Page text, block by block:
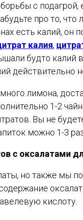
с
про то,
есть калий, он
калия,
будто калий
действительно
лимона,
1-2
Вы не
можно 1-3
с оксалатами
но также мы
кислоту.